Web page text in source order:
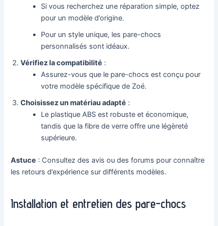
Si vous recherchez une réparation simple, optez
pour un modèle d’origine.
Pour un style unique, les pare-chocs
personnalisés sont idéaux.
Vérifiez la compatibilité :
Assurez-vous que le pare-chocs est conçu pour
votre modèle spécifique de Zoé.
Choisissez un matériau adapté :
Le plastique ABS est robuste et économique,
tandis que la fibre de verre offre une légèreté
supérieure.
Astuce : Consultez des avis ou des forums pour connaître
les retours d’expérience sur différents modèles.
Installation et entretien des pare-chocs